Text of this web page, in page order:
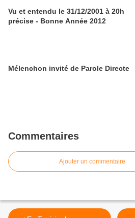
Vu et entendu le 31/12/2001 à 20h
précise - Bonne Année 2012
Mélenchon invité de Parole Directe
Commentaires
Ajouter un commentaire